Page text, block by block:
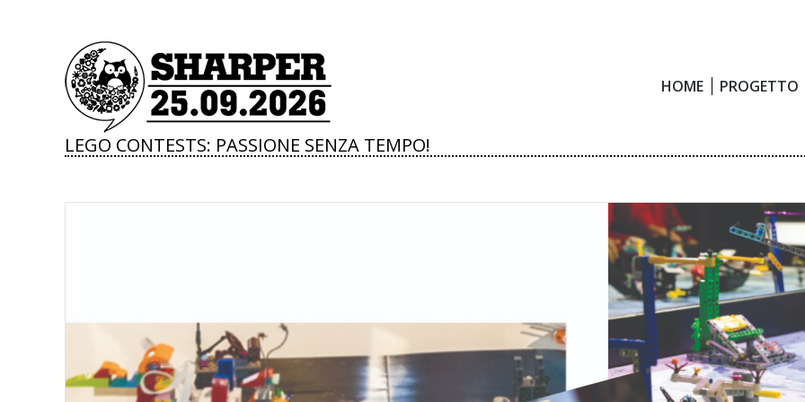
HOME PROGETTO
LEGO CONTESTS: PASSIONE SENZA TEMPO!